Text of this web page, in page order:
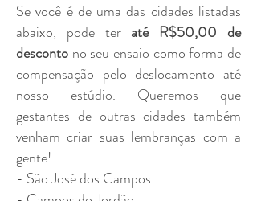
Se você é de uma das cidades listadas
abaixo, pode teraté R$50,00 de
desconto no seu ensaio como forma de
compensação pelo deslocamento até
nosso estúdio. Queremos que
gestantes de outras cidades também
venham criar suas lembranças com a
gente!
- São José dos Campos